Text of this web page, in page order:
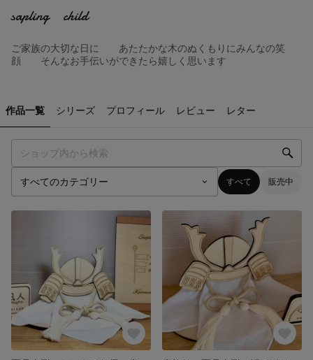
sapling child
ご家族の大切な日に あたたかな木のぬくもりにみんなの笑
顔 そんなお手伝いができたら嬉しく思います
作品一覧 シリーズ プロフィール レビュー レター
すべて 販売中